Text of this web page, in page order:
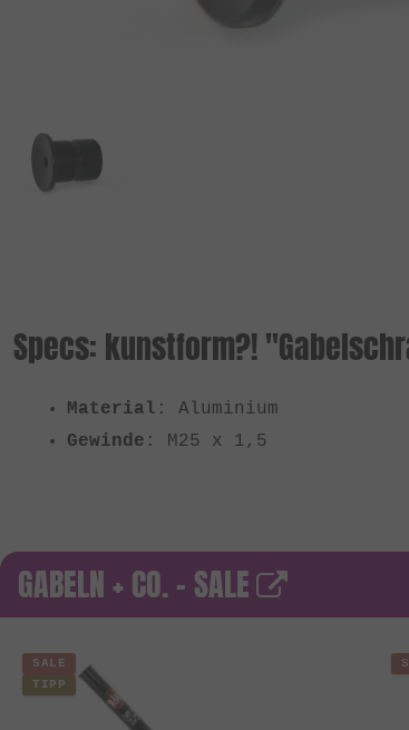
Specs: kunstform?!
Material : Aluminium
Gewinde : M25 x 1,5
GABELN + CO. - SALE
SALE
TIPP